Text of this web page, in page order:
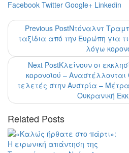
Facebook Twitter Google+ Linkedin
Previous PostΝτόναλντ
ταξίδια από την Ευρώπη για
λόγω
Next PostΚλείνουν οι
κορονοϊού – Αναστέλλονται
τελετές στην Αυστρία –
Ουκρανική
Related Posts